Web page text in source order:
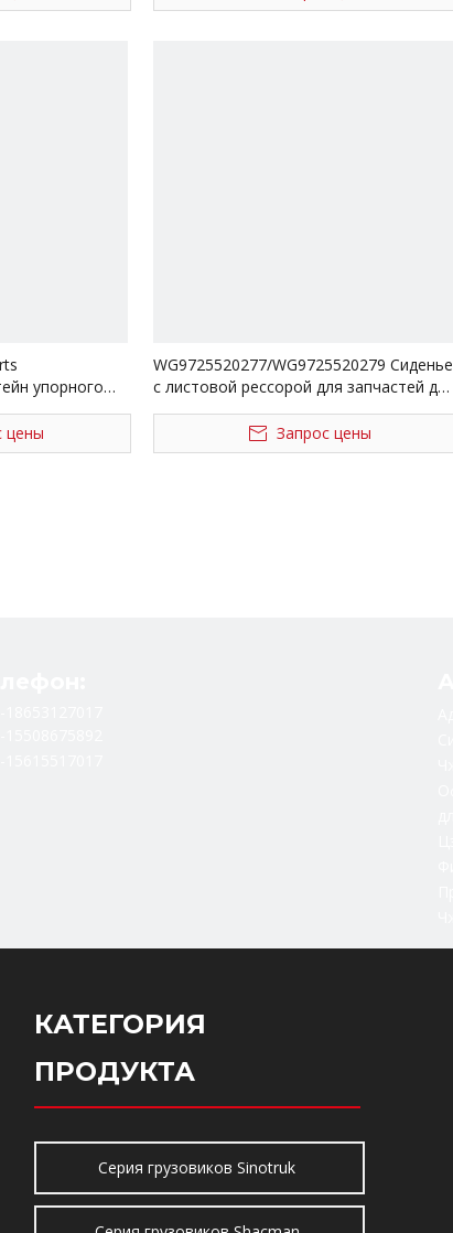
упорного
цены
WG9725520277/WG9725520279 Сиденье
с листовой рессорой для запчастей для
грузовиков Sinotruk Howo
Запрос цены
КАТЕГОРИЯ
ПРОДУКТА
Серия грузовиков Sinotruk